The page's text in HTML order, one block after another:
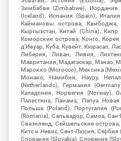
Зимбабве (Zimbabwe),
(Iceland), Испания (Spain), Италия
Каймановы острова, Камбоджа,
Кыргызстан, Китай (China),
Коморские острова, Конго,
д'Ивуар, Куба, Кувейт, Кюрасао,
Либерия, Ливан, Ливия,
Мавритания, Мадагаскар, Макао,
Марокко (Morocco), Мексика
Монако, Намибия, Науру,
(Netherlands), Германия
Каледония, Норвегия (Norway),
Палестина, Панама, Папуа
Польша (Poland), Португалия
(Romania), Сальвадор, Самоа,
Свазиленд, Сейшельские
Китс и Невис, Сент-Люсия, Сербия
Словакия (Slovakia), Словения